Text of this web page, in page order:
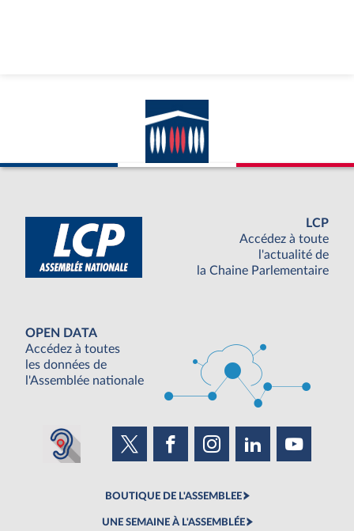
LCP
Accédez à toute
l'actualité de
la Chaine Parlementaire
OPEN DATA
Accédez à toutes
les données de
l'Assemblée nationale
BOUTIQUE DE L'ASSEMBLEE
UNE SEMAINE À L'ASSEMBLÉE